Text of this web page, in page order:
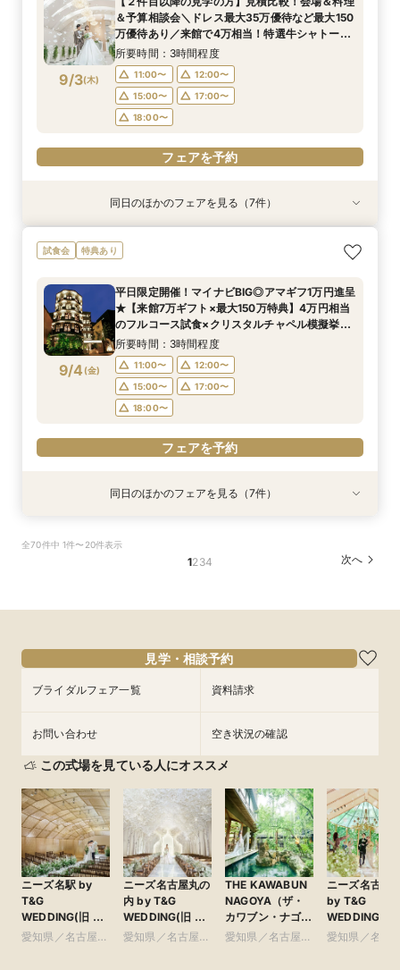
9/2(水)
11:00〜
12:00〜
15:00〜
17:00〜
18:00〜
フェアを予約
9/2(水)
所要時間：3時間程度
11:00〜
12:00〜
15:00〜
17:00〜
18:00〜
フェアを予約
9/2(水)
11:00〜
12:00〜
15:00〜
17:00〜
18:00〜
フェアを予約
9/2(水)
リアン×オマールなどコース試食◆じっくり相談
会◆
所要時間：3時間程度
11:00〜
12:00〜
15:00〜
17:00〜
18:00〜
フェアを予約
9/2(水)
所要時間：3時間程度
11:00〜
12:00〜
15:00〜
17:00〜
18:00〜
フェアを予約
9/2(水)
所要時間：3時間程度
11:00〜
12:00〜
15:00〜
17:00〜
18:00〜
フェアを予約
9/2(水)
＆貸切邸宅見学◆マイナビ限定BIGフェア
所要時間：3時間程度
11:00〜
12:00〜
15:00〜
17:00〜
18:00〜
フェアを予約
9/3(木)
＆予算相談会＼ドレス最大35万優待など最大150
万優待あり／来館で4万相当！特選牛シャトーブ
リアン×オマールなどコース試食◆じっくり相談
会◆
所要時間：3時間程度
11:00〜
12:00〜
15:00〜
17:00〜
18:00〜
フェアを予約
特典あり
9/3(木)
【少人数で叶える結婚式】ゲストに感謝を伝える
アットホームWD
11:00〜
12:00〜
15:00〜
17:00〜
18:00〜
フェアを予約
特典あり
9/3(木)
【料理重視の方必見BIGフェア】特選牛シャトー
ブリアン×オマールコース試食＆クリスタルチャ
所要時間：3時間程度
11:00〜
12:00〜
15:00〜
17:00〜
18:00〜
フェアを予約
9/3(木)
【フォト婚・挙式のみ・家族婚もOK】結婚準備
なんでも相談会◆
11:00〜
12:00〜
15:00〜
17:00〜
18:00〜
フェアを予約
衣装試着 特典あり
9/3(木)
【40～70名おすすめ会場】豪華試食×チャペル
＆会場見学×じっくり見積相談｜来館7万ギフト
所要時間：3時間程度
11:00〜
12:00〜
15:00〜
17:00〜
18:00〜
フェアを予約
衣装試着 特典あり
9/3(木)
【初めて見学に】マイナビ限定★最大150万円特
典＆来館7万ギフト｜豪華4万円分フレンチ試食
所要時間：3時間程度
11:00〜
12:00〜
15:00〜
17:00〜
18:00〜
フェアを予約
特典あり
9/3(木)
平日限定開催！マイナビBIG◎アマギフ1万円進呈
★【来館7万ギフト×最大150万特典】4万円相当
＆貸切邸宅見学◆マイナビ限定BIGフェア
所要時間：3時間程度
11:00〜
12:00〜
15:00〜
17:00〜
18:00〜
フェアを予約
特典あり
9/3(木)
《庭園挙式ORチャペル挙式》【来館でアマギフ1
万など最大7万ギフト×最大150万特典】緑溢れる
貸切邸宅見学×4万円相当フルコース試食付◎マ
イナビ限定BIG
所要時間：3時間程度
11:00〜
12:00〜
15:00〜
17:00〜
18:00〜
フェアを予約
同日のほかのフェアを見る（7件）
試食会 特典あり
9/4 (金)
平日限定開催！マイナビBIG◎アマギフ1万円進呈
★【来館7万ギフト×最大150万特典】4万円相当
のフルコース試食×クリスタルチャペル模擬挙式
＆貸切邸宅見学◆マイナビ限定BIGフェア
所要時間：3時間程度
11:00〜
12:00〜
15:00〜
17:00〜
18:00〜
フェアを予約
特典あり
9/4
アットホームWD
特典あり
9/4
ブリアン×オマールコース試食＆クリスタルチャ
ペル体験★最大150万特典も
11:00〜
12:00〜
18:00〜
フェアを予約
9/4
なんでも相談会◆
特典あり
9/4
＆予算相談会＼ドレス最大35万優待など最大150
万優待あり／来館で4万相当！特選牛シャトーブ
11:00〜
12:00〜
18:00〜
フェアを予約
衣装試着 特典あり
9/4
＆会場見学×じっくり見積相談｜来館7万ギフト
＆1件目で挙式無料のBIG特典も◎
11:00〜
12:00〜
18:00〜
フェアを予約
衣装試着 特典あり
9/4
典＆来館7万ギフト｜豪華4万円分フレンチ試食
付き◎自然光注ぐ輝きチャペル体験フェア
11:00〜
12:00〜
18:00〜
フェアを予約
特典あり
9/4
万など最大7万ギフト×最大150万特典】緑溢れる
庭園挙式OR自然光注ぐ煌めきチャペル＆モダン
11:00〜
12:00〜
18:00〜
フェアを予約
同日のほかのフェアを見る（7件）
全70件中 1件〜20件表示
1234 次へ
見学・相談予約
ブライダルフェア一覧 資料請求
お問い合わせ 空き状況の確認
この式場を見ている人にオススメ
ニーズ名駅 by
T&G
WEDDING(旧 イ
ンフィニート 名
愛知県／名古屋
ニーズ名古屋丸の
内 by T&G
WEDDING(旧 ト
リフォーリア
愛知県／名古屋
THE KAWABUN
NAGOYA（ザ・
カワブン・ナゴ
ヤ） ●Plan・
愛知県／名古屋
ニーズ名古屋
by T&G
WEDDING(旧
アーヴェリー
愛知県／名古